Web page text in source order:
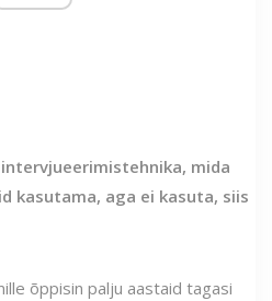
mida
kasutama, aga ei kasuta, siis
õppisin palju aastaid tagasi